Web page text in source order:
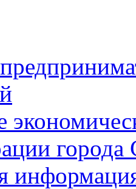
города